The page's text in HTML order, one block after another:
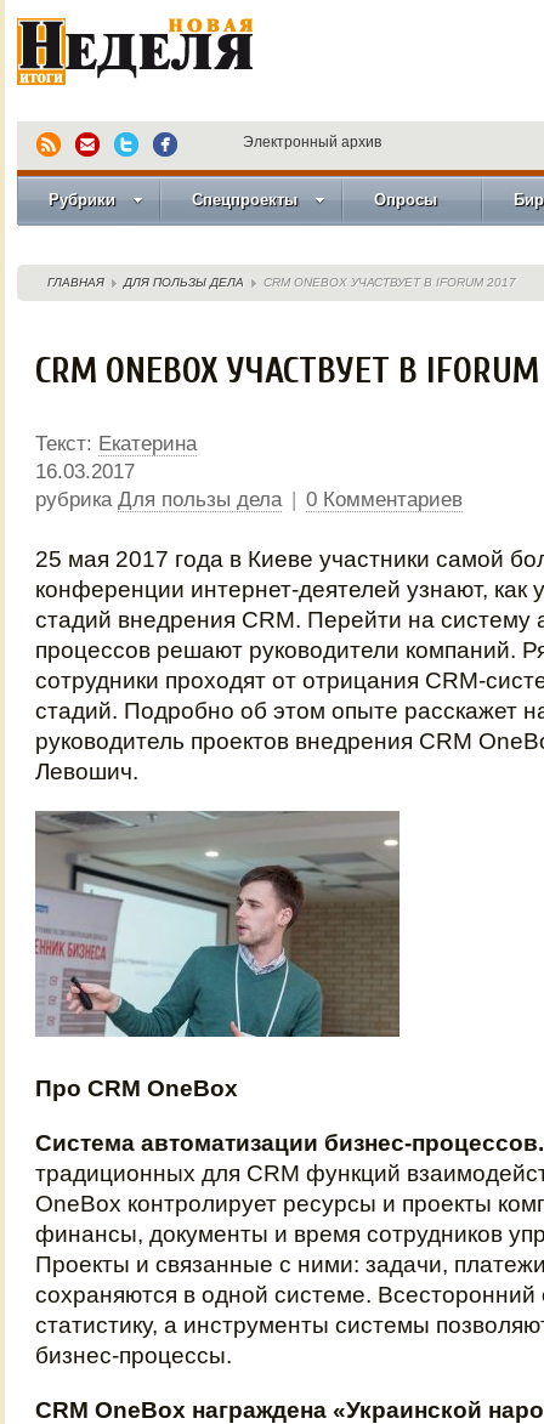
Электронный архив
Рубрики Спецпроекты Опросы
ГЛАВНАЯ ДЛЯ ПОЛЬЗЫ ДЕЛА CRM ONEBOX УЧАСТВУЕТ В IFORUM 2017
CRM ONEBOX УЧАСТВУЕТ В
Текст: Екатерина
16.03.2017
рубрика Для пользы дела | 0 Комментариев
25 мая 2017 года в Киеве участники самой
конференции интернет-деятелей узнают, как
стадий внедрения CRM. Перейти на систему
процессов решают руководители компаний.
сотрудники проходят от отрицания CRM-
стадий. Подробно об этом опыте расскажет
руководитель проектов внедрения CRM
Левошич.
Про CRM OneBox
Система автоматизации бизнес-процессов.
традиционных для CRM функций
OneBox контролирует ресурсы и проекты
финансы, документы и время сотрудников
Проекты и связанные с ними: задачи,
сохраняются в одной системе. Всесторонний
статистику, а инструменты системы
бизнес-процессы.
CRM OneBox награждена «Украинской